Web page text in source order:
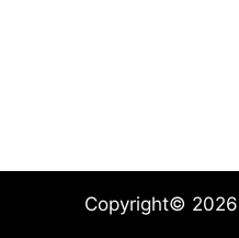
Copyright© 2026